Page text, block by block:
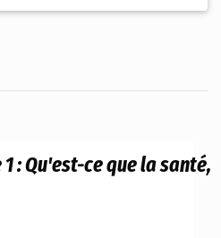
1 : Qu'est-ce que la santé,